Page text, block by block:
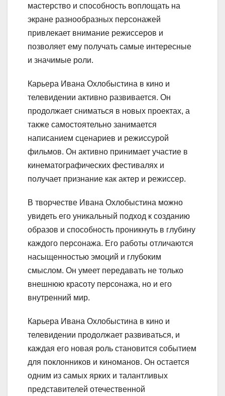
мастерство и способность воплощать на
экране разнообразных персонажей
привлекает внимание режиссеров и
позволяет ему получать самые интересные
и значимые роли.
Карьера Ивана Охлобыстина в кино и
телевидении активно развивается. Он
продолжает сниматься в новых проектах, а
также самостоятельно занимается
написанием сценариев и режиссурой
фильмов. Он активно принимает участие в
кинематографических фестивалях и
получает признание как актер и режиссер.
В творчестве Ивана Охлобыстина можно
увидеть его уникальный подход к созданию
образов и способность проникнуть в глубину
каждого персонажа. Его работы отличаются
насыщенностью эмоций и глубоким
смыслом. Он умеет передавать не только
внешнюю красоту персонажа, но и его
внутренний мир.
Карьера Ивана Охлобыстина в кино и
телевидении продолжает развиваться, и
каждая его новая роль становится событием
для поклонников и киноманов. Он остается
одним из самых ярких и талантливых
представителей отечественной